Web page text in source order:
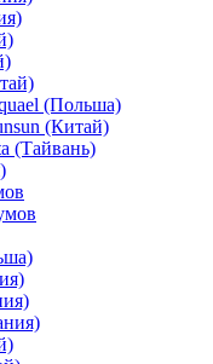
(Польша)
(Китай)
(Тайвань)